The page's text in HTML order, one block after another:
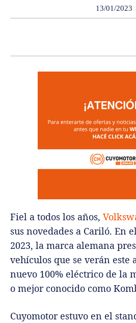
13/01/2023
Fiel a todos los años,
sus novedades a Cariló. En
2023, la marca alemana
vehículos que se verán este
nuevo 100% eléctrico de la
o mejor conocido como
Cuyomotor estuvo en el